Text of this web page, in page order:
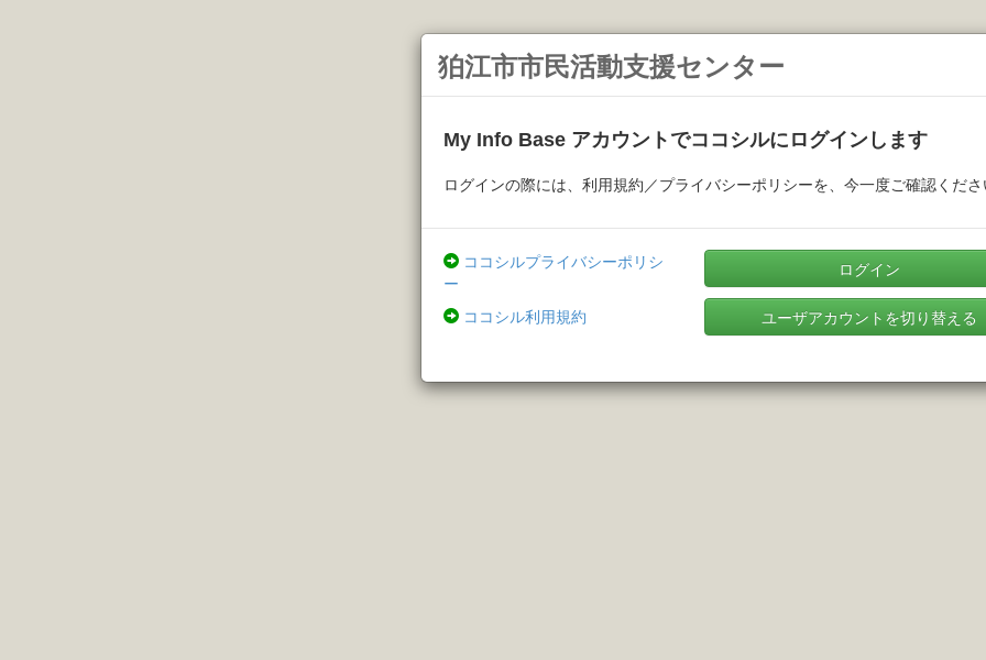
狛江市市民活動支援センター
My Info Base アカウントでココシルにログインします
ログインの際には、利用規約／プライバシーポリシーを、今一度ご確認くだ
ココシルプライバシーポリシ
ー
ココシル利用規約
ログイン
ユーザアカウントを切り替える